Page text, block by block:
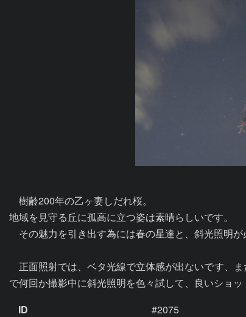
樹齢200年の乙ヶ妻しだれ桜。
地域を見守る丘に孤高に立つ姿は素晴らしいです。
その魅力を引き出す為には春の星達と、斜光照明が
正面照射では、ベタ光線で立体感が出ないです、
で何回か撮影中に斜光照明を色々試して、良いショッ
ID
#2075